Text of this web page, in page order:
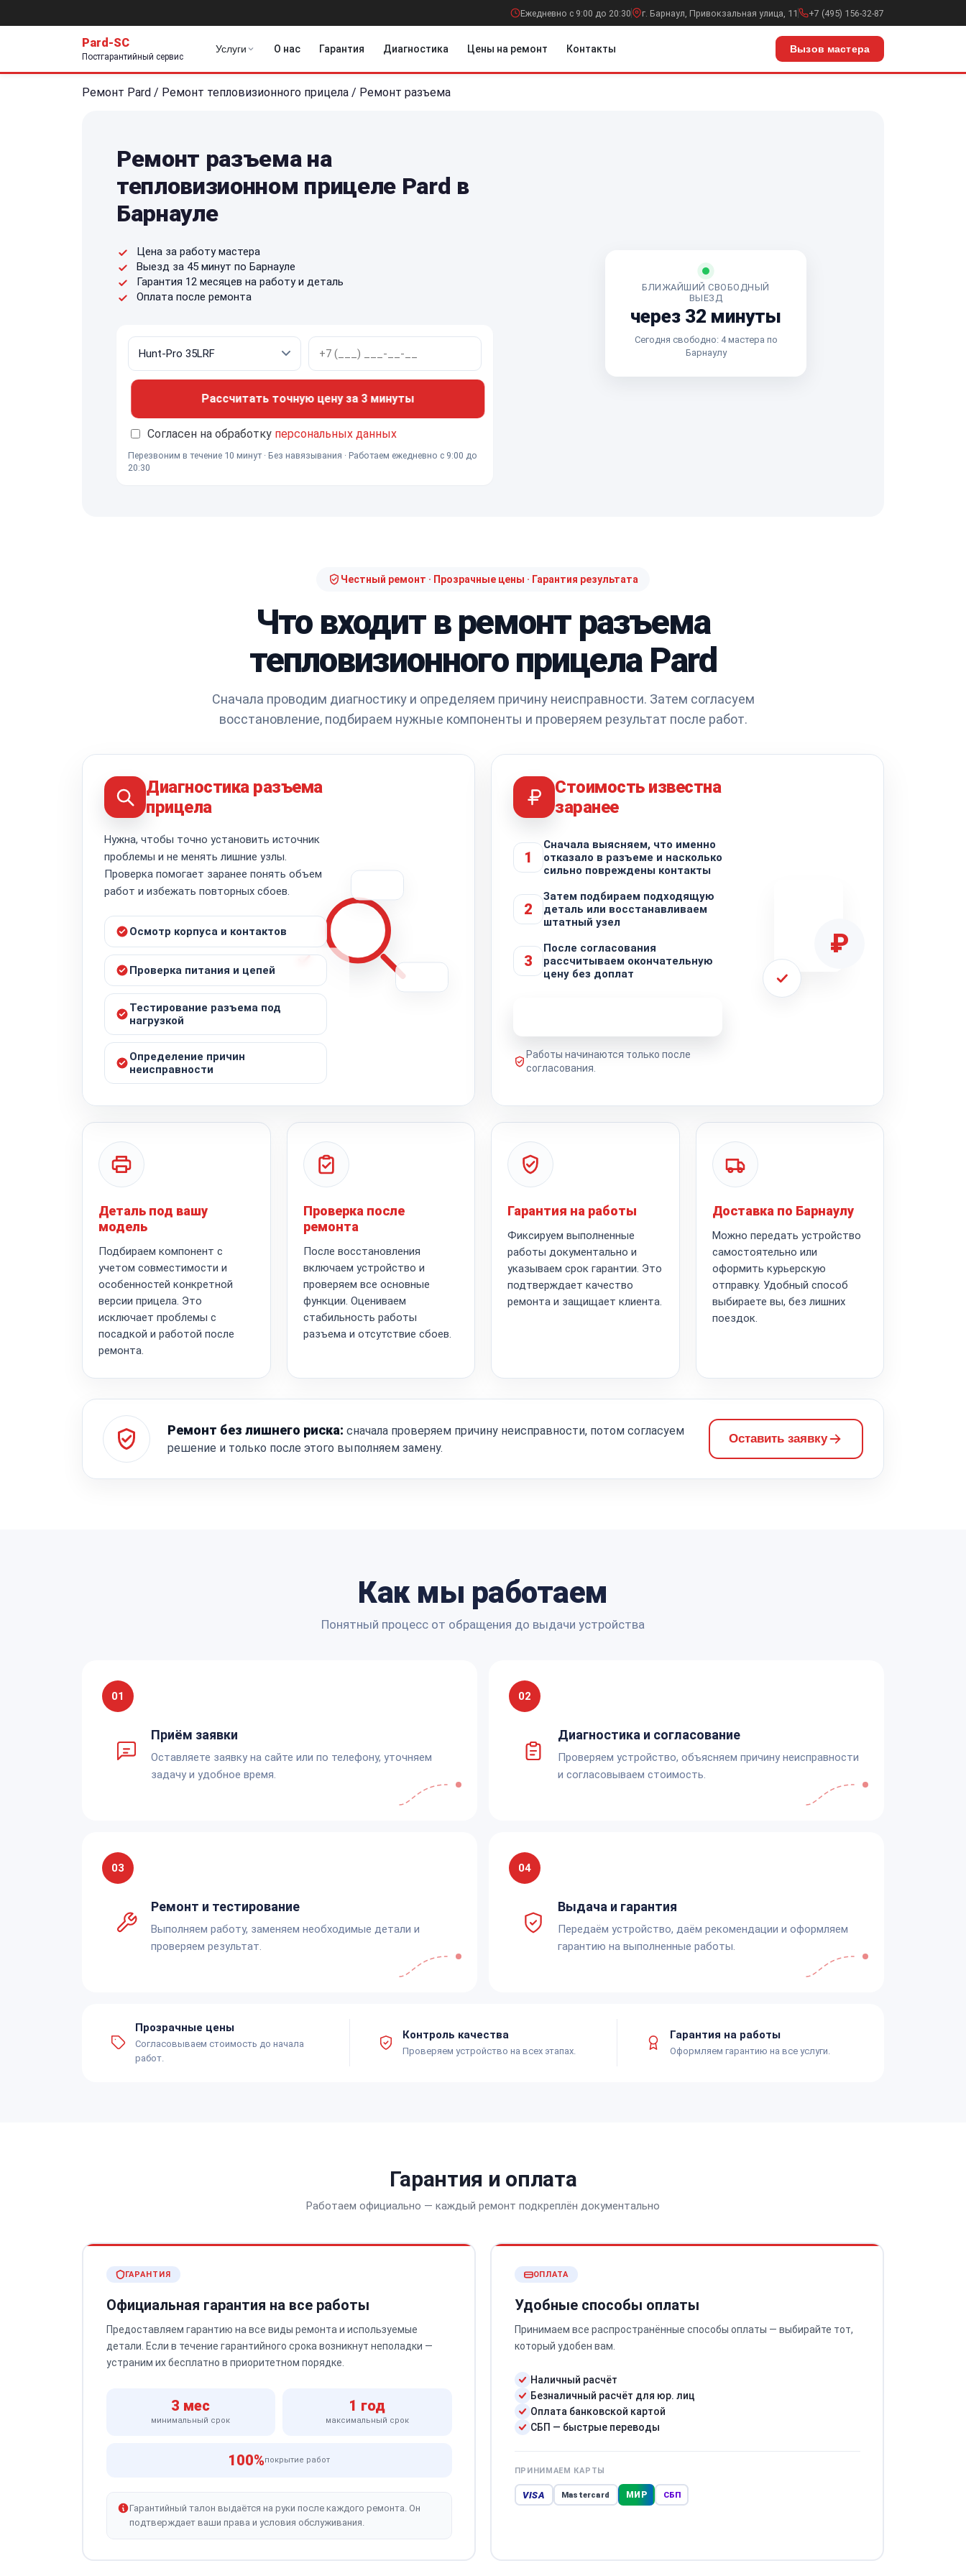
Ежедневно с 9:00 до 20:30 г. Барнаул, Привокзальная улица, 11 +7 (495) 156-32-87
Pard-SC
Постгарантийный сервис
Услуги О нас Гарантия Диагностика Цены на ремонт Контакты Вызов мастера
Ремонт Pard / Ремонт тепловизионного прицела / Ремонт разъема
Ремонт разъема на
тепловизионном прицеле Pard в
Барнауле
Цена за работу мастера
Выезд за 45 минут по Барнауле
Гарантия 12 месяцев на работу и деталь
Оплата после ремонта
Рассчитать точную цену за 3 минуты
Согласен на обработку персональных данных
Перезвоним в течение 10 минут · Без навязывания · Работаем ежедневно с 9:00 до
20:30
БЛИЖАЙШИЙ СВОБОДНЫЙ
ВЫЕЗД
через 32 минуты
Сегодня свободно: 4 мастера по
Барнаулу
Честный ремонт · Прозрачные цены · Гарантия результата
Что входит в ремонт разъема
тепловизионного прицела Pard
Сначала проводим диагностику и определяем причину неисправности. Затем согласуем
восстановление, подбираем нужные компоненты и проверяем результат после работ.
Диагностика разъема
прицела
Нужна, чтобы точно установить источник
проблемы и не менять лишние узлы.
Проверка помогает заранее понять объем
работ и избежать повторных сбоев.
Осмотр корпуса и контактов
Проверка питания и цепей
Тестирование разъема под
нагрузкой
Определение причин
неисправности
Стоимость известна
заранее
1
Сначала выясняем, что именно
отказало в разъеме и насколько
сильно повреждены контакты
2
Затем подбираем подходящую
деталь или восстанавливаем
штатный узел
3
После согласования
рассчитываем окончательную
цену без доплат
Работы начинаются только после
согласования.
₽
Деталь под вашу
модель
Подбираем компонент с
учетом совместимости и
особенностей конкретной
версии прицела. Это
исключает проблемы с
посадкой и работой после
ремонта.
Проверка после
ремонта
После восстановления
включаем устройство и
проверяем все основные
функции. Оцениваем
стабильность работы
разъема и отсутствие сбоев.
Гарантия на работы
Фиксируем выполненные
работы документально и
указываем срок гарантии. Это
подтверждает качество
ремонта и защищает клиента.
Доставка по Барнаулу
Можно передать устройство
самостоятельно или
оформить курьерскую
отправку. Удобный способ
выбираете вы, без лишних
поездок.
Ремонт без лишнего риска: сначала проверяем причину неисправности, потом согласуем
решение и только после этого выполняем замену.
Оставить заявку
Как мы работаем
Понятный процесс от обращения до выдачи устройства
01
Приём заявки
Оставляете заявку на сайте или по телефону, уточняем
задачу и удобное время.
02
Диагностика и согласование
Проверяем устройство, объясняем причину неисправности
и согласовываем стоимость.
03
Ремонт и тестирование
Выполняем работу, заменяем необходимые детали и
проверяем результат.
04
Выдача и гарантия
Передаём устройство, даём рекомендации и оформляем
гарантию на выполненные работы.
Прозрачные цены
Согласовываем стоимость до начала
работ.
Контроль качества
Проверяем устройство на всех этапах.
Гарантия на работы
Оформляем гарантию на все услуги.
Гарантия и оплата
Работаем официально — каждый ремонт подкреплён документально
ГАРАНТИЯ
Официальная гарантия на все работы
Предоставляем гарантию на все виды ремонта и используемые
детали. Если в течение гарантийного срока возникнут неполадки —
устраним их бесплатно в приоритетном порядке.
3 мес
минимальный срок
1 год
максимальный срок
100%покрытие работ
Гарантийный талон выдаётся на руки после каждого ремонта. Он
подтверждает ваши права и условия обслуживания.
ОПЛАТА
Удобные способы оплаты
Принимаем все распространённые способы оплаты — выбирайте тот,
который удобен вам.
Наличный расчёт
Безналичный расчёт для юр. лиц
Оплата банковской картой
СБП — быстрые переводы
ПРИНИМАЕМ КАРТЫ
VISA Mastercard МИР СБП